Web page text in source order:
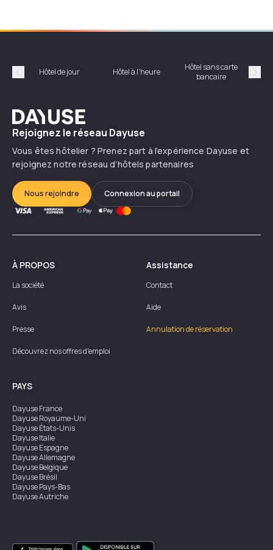
Précédent
Hôtel de jour Hôtel à l'heure
Hôtel sans carte
bancaire
Dayuse
Rejoignez le réseau Dayuse
Vous êtes hôtelier ? Prenez part à l’expérience Dayuse et
rejoignez notre réseau d’hôtels partenaires
Nous rejoindre Connexion au portail
À PROPOS
La société
Avis
Presse
Découvrez nos offres d'emploi
Assistance
Contact
Aide
Annulation de réservation
PAYS
DayuseFrance
DayuseRoyaume-Uni
DayuseÉtats-Unis
DayuseItalie
DayuseEspagne
DayuseAllemagne
DayuseBelgique
DayuseBrésil
DayusePays-Bas
DayuseAutriche
DayuseSingapour